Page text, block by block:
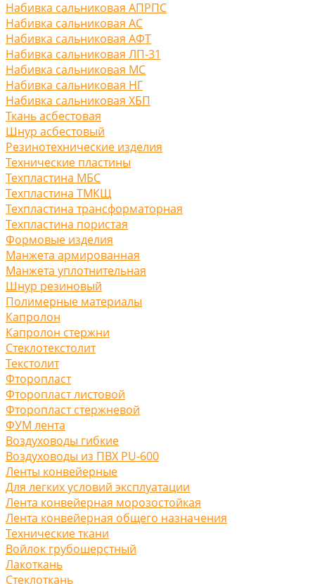
Набивка сальниковая АПРПС
Набивка сальниковая АС
Набивка сальниковая АФТ
Набивка сальниковая ЛП-31
Набивка сальниковая МС
Набивка сальниковая НГ
Набивка сальниковая ХБП
Ткань асбестовая
Шнур асбестовый
Резинотехнические изделия
Технические пластины
Техпластина МБС
Техпластина ТМКЩ
Техпластина трансформаторная
Техпластина пористая
Формовые изделия
Манжета армированная
Манжета уплотнительная
Шнур резиновый
Полимерные материалы
Капролон
Капролон стержни
Стеклотекстолит
Текстолит
Фторопласт
Фторопласт листовой
Фторопласт стержневой
ФУМ лента
Воздуховоды гибкие
Воздуховоды из ПВХ PU-600
Ленты конвейерные
Для легких условий эксплуатации
Лента конвейерная морозостойкая
Лента конвейерная общего назначения
Технические ткани
Войлок грубошерстный
Лакоткань
Стеклоткань